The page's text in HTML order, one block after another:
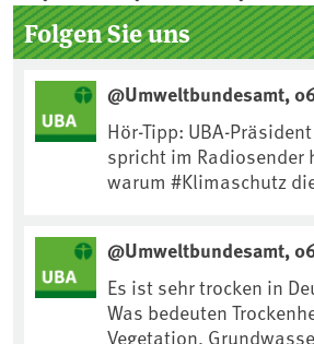
Seitenleiste
Folgen Sie uns
@Umweltbundesamt,
Hör-Tipp: UBA-
spricht im Radiosender
warum #Klimaschutz die wichtigste
https://
@Umweltbundesamt,
Es ist sehr trocken in
Was bedeuten
Vegetation,